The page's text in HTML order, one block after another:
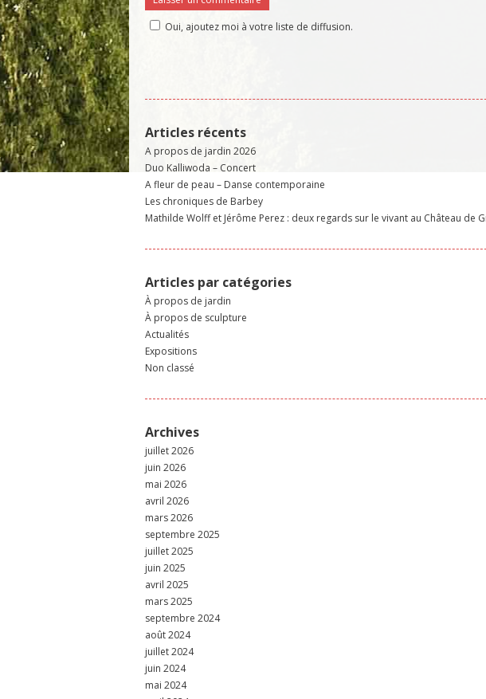
Oui, ajoutez moi à votre liste de diffusion.
Articles récents
A propos de jardin 2026
Duo Kalliwoda – Concert
A fleur de peau – Danse contemporaine
Les chroniques de Barbey
Mathilde Wolff et Jérôme Perez : deux regards sur le vivant au Château de
Articles par catégories
À propos de jardin
À propos de sculpture
Actualités
Expositions
Non classé
Archives
juillet 2026
juin 2026
mai 2026
avril 2026
mars 2026
septembre 2025
juillet 2025
juin 2025
avril 2025
mars 2025
septembre 2024
août 2024
juillet 2024
juin 2024
mai 2024